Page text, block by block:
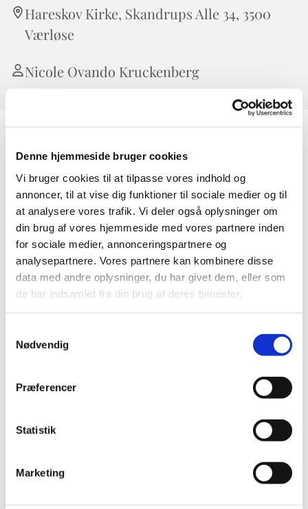
Denne hjemmeside bruger cookies
Vi bruger cookies til at tilpasse vores indhold og
annoncer, til at vise dig funktioner til sociale medier og til
at analysere vores trafik. Vi deler også oplysninger om
din brug af vores hjemmeside med vores partnere inden
for sociale medier, annonceringspartnere og
analysepartnere. Vores partnere kan kombinere disse
data med andre oplysninger, du har givet dem, eller som
de har indsamlet fra din brug af deres tjenester.
Nødvendig
Præferencer
Statistik
Marketing
Hareskov Kirke, Skandrups Alle 34, 3500
Værløse
Nicole Ovando Kruckenberg
baby på. Vi synger salmer, sanglege, træner motorik og
griner. Babyerne lærer hinanden lidt at kende og indgår i
et fællesskab. Vi anbefaler at baby er over 2 måneder ved
start.
Kontakt: Nicole Ovando Kruckenberg. Tirsdage kl. 10.00-
10.45 (fra 1/9)